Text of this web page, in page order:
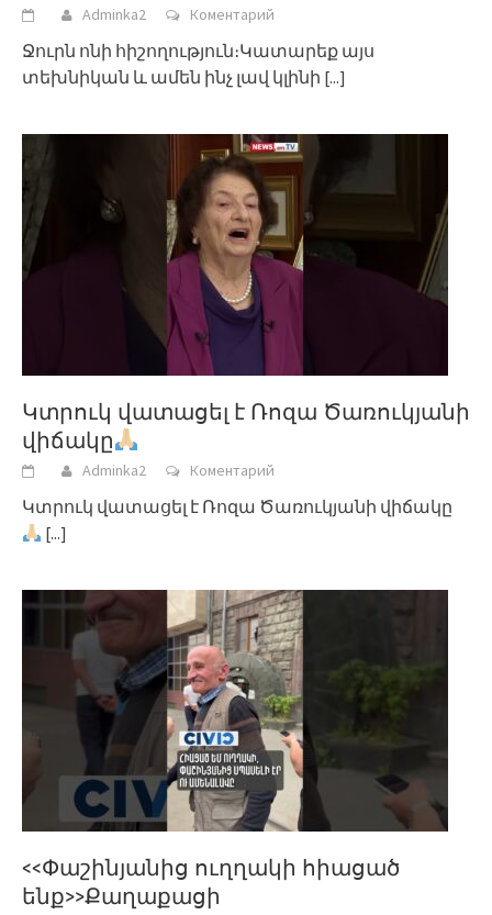
Adminka2 Коментарий
Ջուրն ոնի հիշողություն։Կատարեք այս
տեխնիկան և ամեն ինչ լավ կլինի [...]
Կտրուկ վատացել է Ռոզա Ծառուկյանի
վիճակը
Adminka2 Коментарий
Կտրուկ վատացել է Ռոզա Ծառուկյանի վիճակը
[...]
<<Փաշինյանից ուղղակի հիացած
ենք>>Քաղաքացի